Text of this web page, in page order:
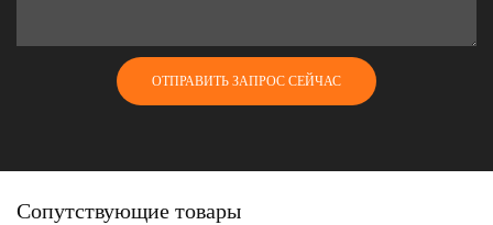
ОТПРАВИТЬ ЗАПРОС СЕЙЧАС
Сопутствующие товары